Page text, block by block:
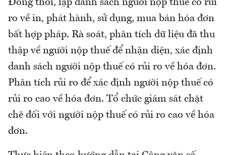
Đồng thời, lập danh sách người nộp thuế có rủi
ro về in, phát hành, sử dụng, mua bán hóa đơn
bất hợp pháp. Rà soát, phân tích dữ liệu đã thu
thập về người nộp thuế để nhận diện, xác định
danh sách người nộp thuế có rủi ro về hóa đơn.
Phân tích rủi ro để xác định người nộp thuế có
rủi ro cao về hóa đơn. Tổ chức giám sát chặt
chẽ đối với người nộp thuế có rủi ro cao về hóa
đơn.